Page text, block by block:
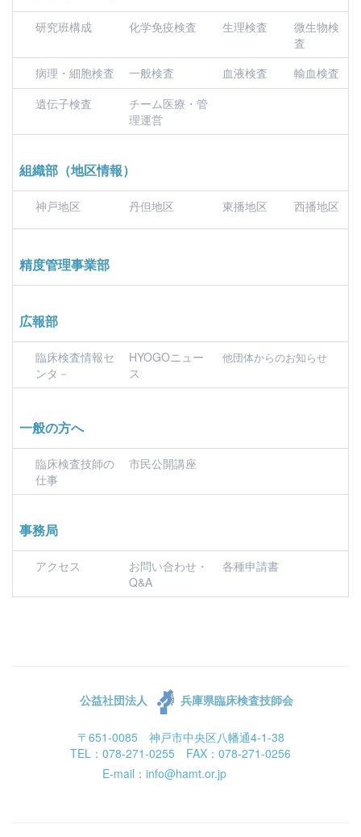
研究班構成 化学免疫検査 生理検査
微生物検
査
病理・細胞検査
一般検査 血液検査
輸血検査
遺伝子検査
チーム医療・管
理運営
組織部（地区情報）
神戸地区 丹但地区 東播地区 西播地区
精度管理事業部
広報部
臨床検査情報セ
ンタ－
HYOGOニュー
ス
他団体からのお知らせ
一般の方へ
臨床検査技師の
仕事
市民公開講座
事務局
アクセス
お問い合わせ・
Q&A
各種申請書
公益社団法人 兵庫県臨床検査技師会
〒651-0085 神戸市中央区八幡通4-1-38
TEL：078-271-0255 FAX：078-271-0256
E-mail：info@hamt.or.jp